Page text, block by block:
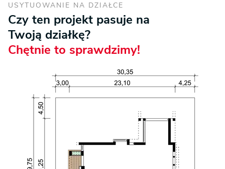
USYTUOWANIE NA DZIAŁCE
Czy ten projekt pasuje na
Twoją działkę?
Chętnie to sprawdzimy!